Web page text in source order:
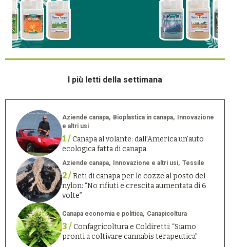
I più letti della settimana
Aziende canapa Bioplastica in canapa
Innovazione
e altri usi
1 /Canapa al volante: dall’America un’auto
ecologica fatta di canapa
Aziende canapa Innovazione e altri usi Tessile
2 /Reti di canapa per le cozze al posto del
nylon: “No rifiuti e crescita aumentata di 6
volte”
Canapa economia e politica Canapicoltura
3 /Confagricoltura e Coldiretti: “Siamo
pronti a coltivare cannabis terapeutica”